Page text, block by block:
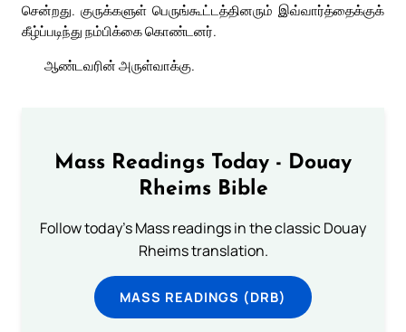
சென்றது. குருக்களுள் பெருங்கூட்டத்தினரும் இவ்வார்த்தைக்குக்
கீழ்ப்படிந்து நம்பிக்கை கொண்டனர்.
ஆண்டவரின் அருள்வாக்கு.
Mass Readings Today - Douay
Rheims Bible
Follow today's Mass readings in the classic Douay
Rheims translation.
MASS READINGS (DRB)